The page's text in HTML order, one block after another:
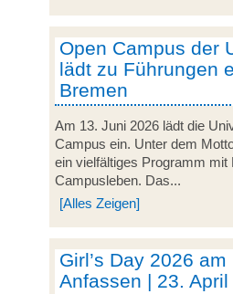
Open Campus der
lädt zu Führungen
Bremen
Am 13. Juni 2026 lädt die
Campus ein. Unter dem
ein vielfältiges Programm
Campusleben. Das...
[Alles Zeigen]
Girl’s Day 2026
Anfassen | 23.